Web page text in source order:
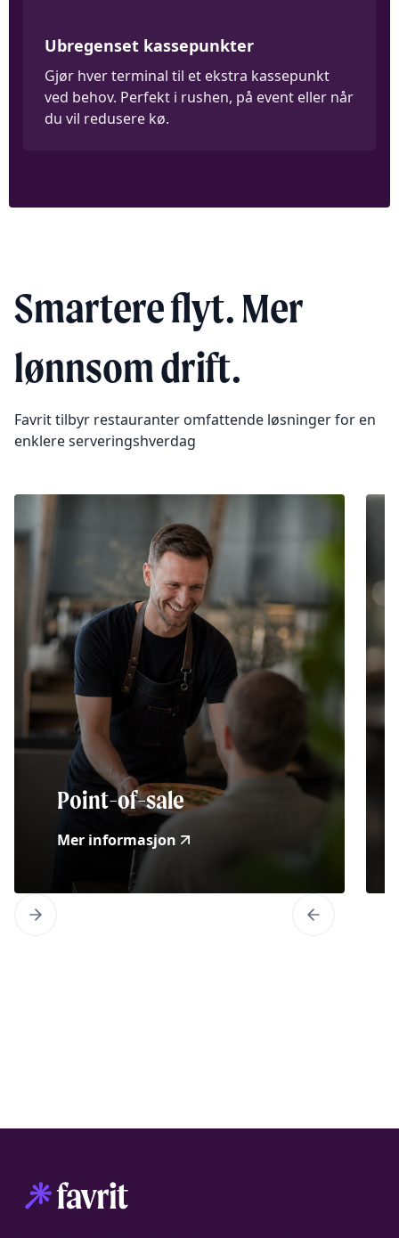
Ubregenset kassepunkter
Gjør hver terminal til et ekstra kassepunkt
ved behov. Perfekt i rushen, på event eller når
du vil redusere kø.
Smartere flyt. Mer
lønnsom drift.
Favrit tilbyr restauranter omfattende løsninger for en
enklere serveringshverdag
Point-of-sale
Mer informasjon